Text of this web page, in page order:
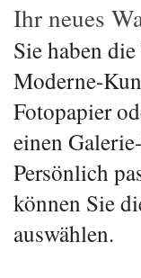
Ihr neues
Sie haben
Moderne-
Fotopapier
einen
Persönlich
können Sie
auswählen.